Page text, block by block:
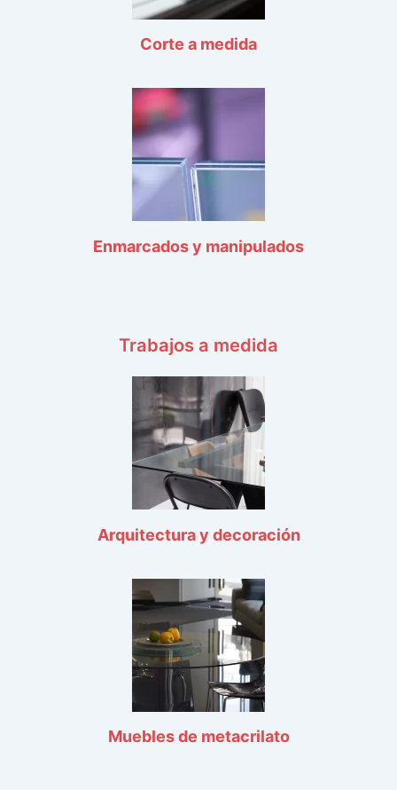
Corte a medida
Enmarcados y manipulados
Trabajos a medida
Arquitectura y decoración
Muebles de metacrilato